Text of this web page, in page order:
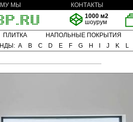
МЫ
КОНТАКТЫ
1000 м2
шоурум
ПЛИТКА
НАПОЛЬНЫЕ ПОКРЫТИЯ
A B C D E F G H J K L